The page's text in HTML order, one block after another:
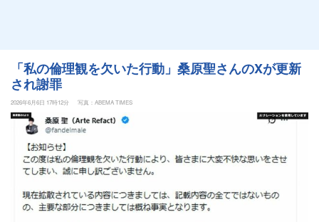
「私の倫理観を欠いた行動」桑原聖さんのXが更新
され謝罪
2026年6月6日 17時12分 写真：ABEMA TIMES